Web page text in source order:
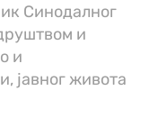
Синодалног
и
и
јавног живота